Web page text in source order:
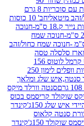
צעצוע סנטה בובות עם סוכריות 8 גרם
חב' 10 כוסות
חב' 10 צלחות נייר ק.18 ס"מ-חנוכה
חנוכה שמח
-חנוכה שמח כחול/זהב
טסה
ביסקויט קרמל לוטוס 156
גליליות וופלים לימון 250
ומלאך
וורלד מיקס
בכוס
קינדר
קינדר